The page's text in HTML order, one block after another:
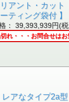
アント・カット
ティング袋付 】
： 39,393,939円(
れ・・・お問合せは
レアなタイプ2a